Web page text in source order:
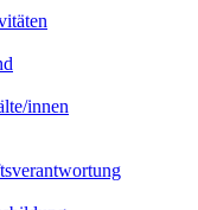
innen